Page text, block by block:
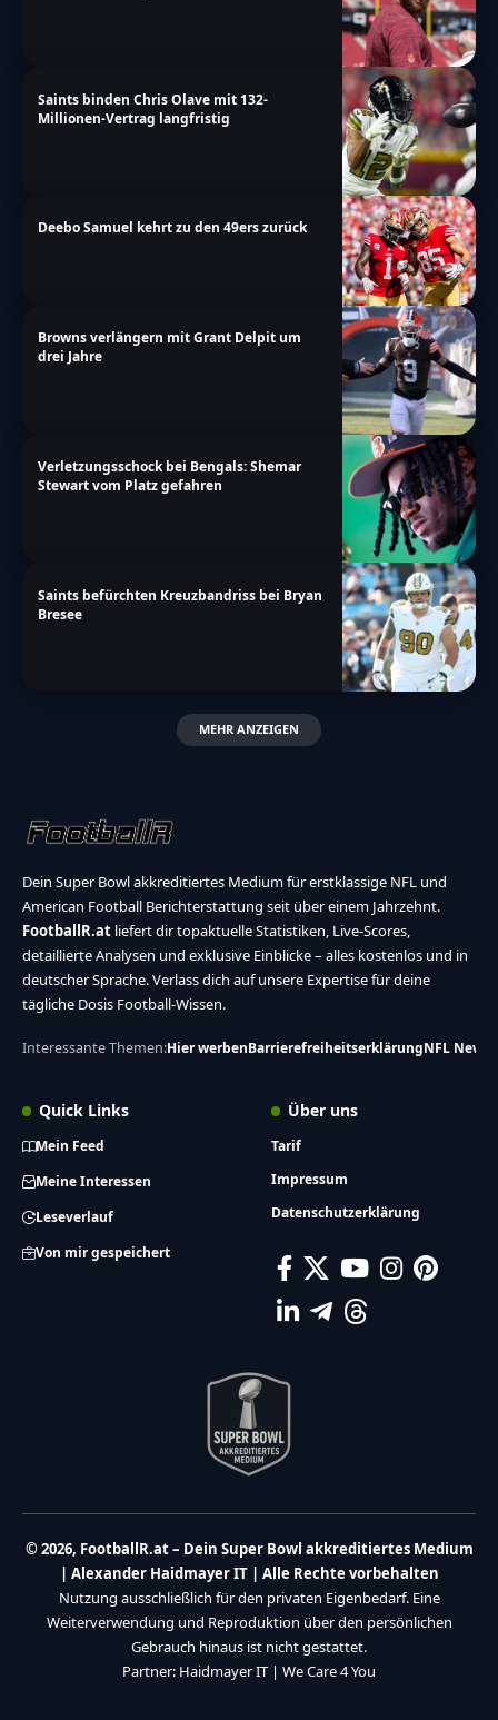
Saints binden Chris Olave mit 132-
Millionen-Vertrag langfristig
Deebo Samuel kehrt zu den 49ers zurück
Browns verlängern mit Grant Delpit um
drei Jahre
Verletzungsschock bei Bengals: Shemar
Stewart vom Platz gefahren
Saints befürchten Kreuzbandriss bei Bryan
Bresee
MEHR ANZEIGEN
Dein Super Bowl akkreditiertes Medium für erstklassige NFL und
American Football Berichterstattung seit über einem Jahrzehnt.
FootballR.at liefert dir topaktuelle Statistiken, Live-Scores,
detaillierte Analysen und exklusive Einblicke – alles kostenlos und in
deutscher Sprache. Verlass dich auf unsere Expertise für deine
tägliche Dosis Football-Wissen.
Interessante Themen:Hier werbenBarrierefreiheitserklärungNFL News
Quick Links
Mein Feed
Meine Interessen
Leseverlauf
Von mir gespeichert
Über uns
Tarif
Impressum
Datenschutzerklärung
© 2026, FootballR.at – Dein Super Bowl akkreditiertes Medium
| Alexander Haidmayer IT | Alle Rechte vorbehalten
Nutzung ausschließlich für den privaten Eigenbedarf. Eine
Weiterverwendung und Reproduktion über den persönlichen
Gebrauch hinaus ist nicht gestattet.
Partner: Haidmayer IT | We Care 4 You